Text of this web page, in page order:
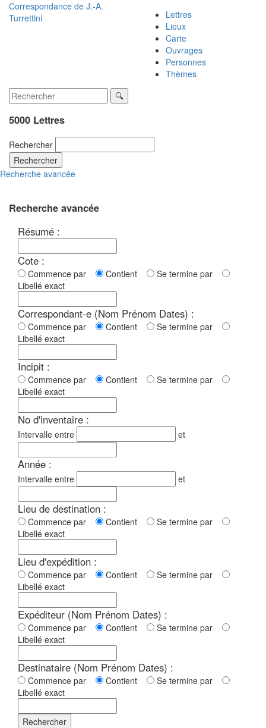
Correspondance de J.-A.
Turrettini
Lettres
Lieux
Carte
Ouvrages
Personnes
Thèmes
5000 Lettres
Rechercher
Rechercher
Recherche avancée
Recherche avancée
Résumé :
Cote :
Commence par Contient
Se termine par
Libellé exact
Correspondant-e (Nom Prénom Dates) :
Commence par Contient
Se termine par
Libellé exact
Incipit :
Commence par Contient
Se termine par
Libellé exact
No d'inventaire :
Intervalle entre et
Année :
Intervalle entre et
Lieu de destination :
Commence par Contient
Se termine par
Libellé exact
Lieu d'expédition :
Commence par Contient
Se termine par
Libellé exact
Expéditeur (Nom Prénom Dates) :
Commence par Contient
Se termine par
Libellé exact
Destinataire (Nom Prénom Dates) :
Commence par Contient
Se termine par
Libellé exact
Rechercher